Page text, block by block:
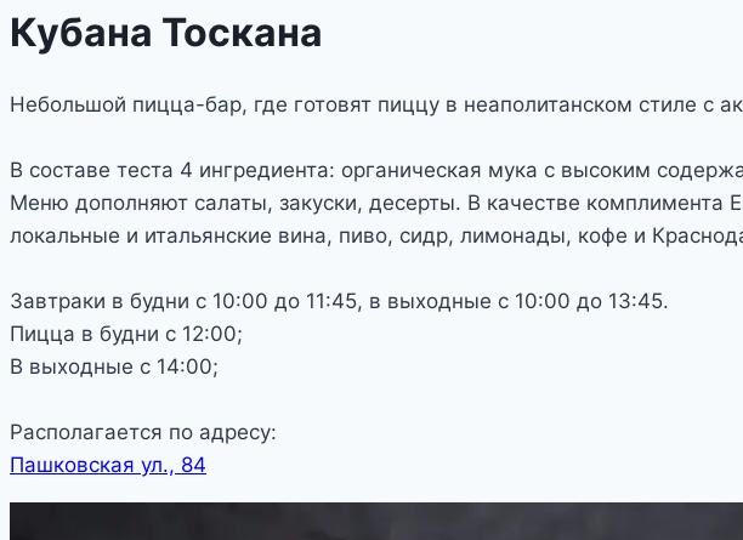
Кубана Тоскана
Небольшой пицца-бар, где готовят пиццу в неаполитанском стиле с
В составе теста 4 ингредиента: органическая мука с высоким
Меню дополняют салаты, закуски, десерты. В качестве
локальные и итальянские вина, пиво, сидр, лимонады, кофе и
Завтраки в будни с 10:00 до 11:45, в выходные с 10:00 до 13:45.
Пицца в будни с 12:00;
В выходные с 14:00;
Располагается по адресу:
Пашковская ул., 84